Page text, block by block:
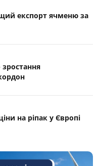
експорт ячменю за
на ріпак у Європі